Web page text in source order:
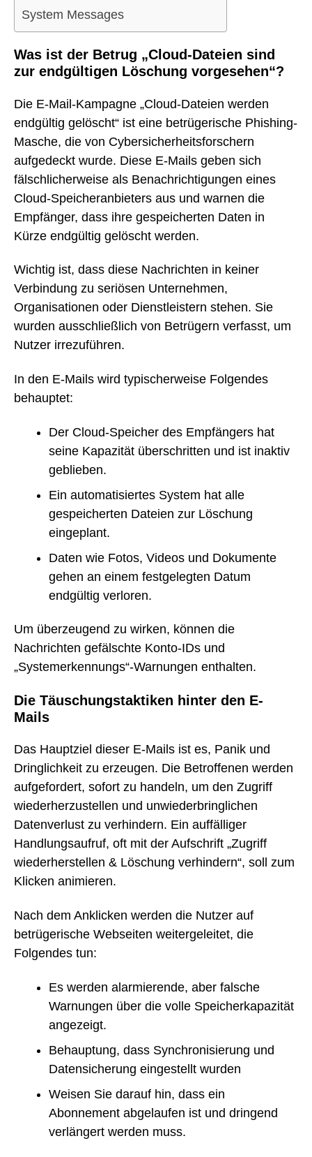
System Messages
Was ist der Betrug „Cloud-Dateien sind
zur endgültigen Löschung vorgesehen“?
Die E-Mail-Kampagne „Cloud-Dateien werden
endgültig gelöscht“ ist eine betrügerische Phishing-
Masche, die von Cybersicherheitsforschern
aufgedeckt wurde. Diese E-Mails geben sich
fälschlicherweise als Benachrichtigungen eines
Cloud-Speicheranbieters aus und warnen die
Empfänger, dass ihre gespeicherten Daten in
Kürze endgültig gelöscht werden.
Wichtig ist, dass diese Nachrichten in keiner
Verbindung zu seriösen Unternehmen,
Organisationen oder Dienstleistern stehen. Sie
wurden ausschließlich von Betrügern verfasst, um
Nutzer irrezuführen.
In den E-Mails wird typischerweise Folgendes
behauptet:
Der Cloud-Speicher des Empfängers hat
seine Kapazität überschritten und ist inaktiv
geblieben.
Ein automatisiertes System hat alle
gespeicherten Dateien zur Löschung
eingeplant.
Daten wie Fotos, Videos und Dokumente
gehen an einem festgelegten Datum
endgültig verloren.
Um überzeugend zu wirken, können die
Nachrichten gefälschte Konto-IDs und
„Systemerkennungs“-Warnungen enthalten.
Die Täuschungstaktiken hinter den E-
Mails
Das Hauptziel dieser E-Mails ist es, Panik und
Dringlichkeit zu erzeugen. Die Betroffenen werden
aufgefordert, sofort zu handeln, um den Zugriff
wiederherzustellen und unwiederbringlichen
Datenverlust zu verhindern. Ein auffälliger
Handlungsaufruf, oft mit der Aufschrift „Zugriff
wiederherstellen & Löschung verhindern“, soll zum
Klicken animieren.
Nach dem Anklicken werden die Nutzer auf
betrügerische Webseiten weitergeleitet, die
Folgendes tun:
Es werden alarmierende, aber falsche
Warnungen über die volle Speicherkapazität
angezeigt.
Behauptung, dass Synchronisierung und
Datensicherung eingestellt wurden
Weisen Sie darauf hin, dass ein
Abonnement abgelaufen ist und dringend
verlängert werden muss.